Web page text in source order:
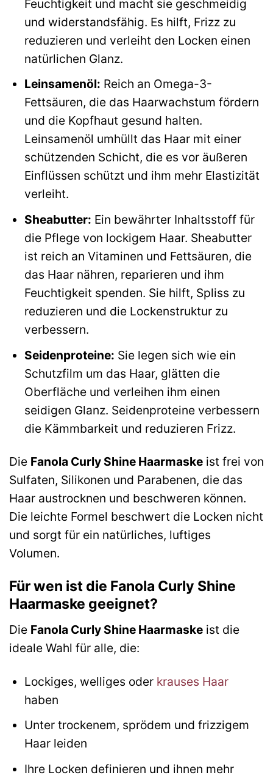
Feuchtigkeit und macht sie geschmeidig
und widerstandsfähig. Es hilft, Frizz zu
reduzieren und verleiht den Locken einen
natürlichen Glanz.
Leinsamenöl: Reich an Omega-3-
Fettsäuren, die das Haarwachstum fördern
und die Kopfhaut gesund halten.
Leinsamenöl umhüllt das Haar mit einer
schützenden Schicht, die es vor äußeren
Einflüssen schützt und ihm mehr Elastizität
verleiht.
Sheabutter: Ein bewährter Inhaltsstoff für
die Pflege von lockigem Haar. Sheabutter
ist reich an Vitaminen und Fettsäuren, die
das Haar nähren, reparieren und ihm
Feuchtigkeit spenden. Sie hilft, Spliss zu
reduzieren und die Lockenstruktur zu
verbessern.
Seidenproteine: Sie legen sich wie ein
Schutzfilm um das Haar, glätten die
Oberfläche und verleihen ihm einen
seidigen Glanz. Seidenproteine verbessern
die Kämmbarkeit und reduzieren Frizz.
Die Fanola Curly Shine Haarmaske ist frei von
Sulfaten, Silikonen und Parabenen, die das
Haar austrocknen und beschweren können.
Die leichte Formel beschwert die Locken nicht
und sorgt für ein natürliches, luftiges
Volumen.
Für wen ist die Fanola Curly Shine
Haarmaske geeignet?
Die Fanola Curly Shine Haarmaske ist die
ideale Wahl für alle, die:
Lockiges, welliges oder krauses Haar
haben
Unter trockenem, sprödem und frizzigem
Haar leiden
Ihre Locken definieren und ihnen mehr